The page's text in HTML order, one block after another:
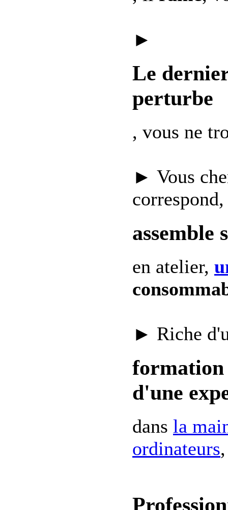
►
Le
perturbe
, vous ne
► Vous
correspond,
assemble
en atelier,
► Riche
formation
d'une
dans la
ordinateurs